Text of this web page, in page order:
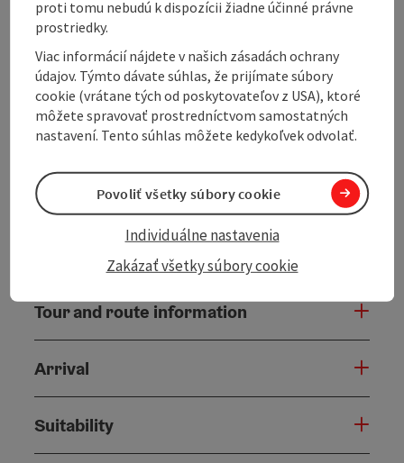
and leads through the hilly Mühlviertel and the
neighboring Bavarian border region. Via Klaffer am
Hochficht and Breitenberg, the route runs through
quiet villages and over panoramic climbs. After the
descent towards Untergriesbach, the route returns to
Austria via Neustift and Oberkappel. Further
highlights are Putzleinsdorf, Sarleinsbach and
Ulrichsberg via Aigen-Schlägl on side roads. The tour
offers a delightful mix of scenic variety, moderate to
challenging climbs and roads with little traffic.
Tour and route information
Arrival
Suitability
proti tomu nebudú k dispozícii žiadne účinné právne
prostriedky.
Viac informácií nájdete v našich zásadách ochrany
údajov. Týmto dávate súhlas, že prijímate súbory
cookie (vrátane tých od poskytovateľov z USA), ktoré
môžete spravovať prostredníctvom samostatných
nastavení. Tento súhlas môžete kedykoľvek odvolať.
Zakázať všetky súbory cookie
Individuálne nastavenia
Povoliť všetky súbory cookie